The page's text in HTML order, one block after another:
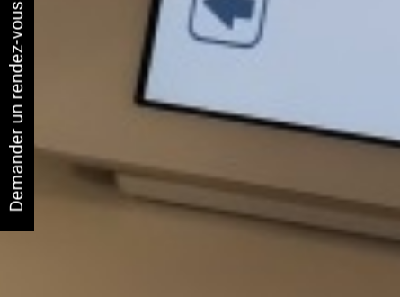
Demander un rendez-vous